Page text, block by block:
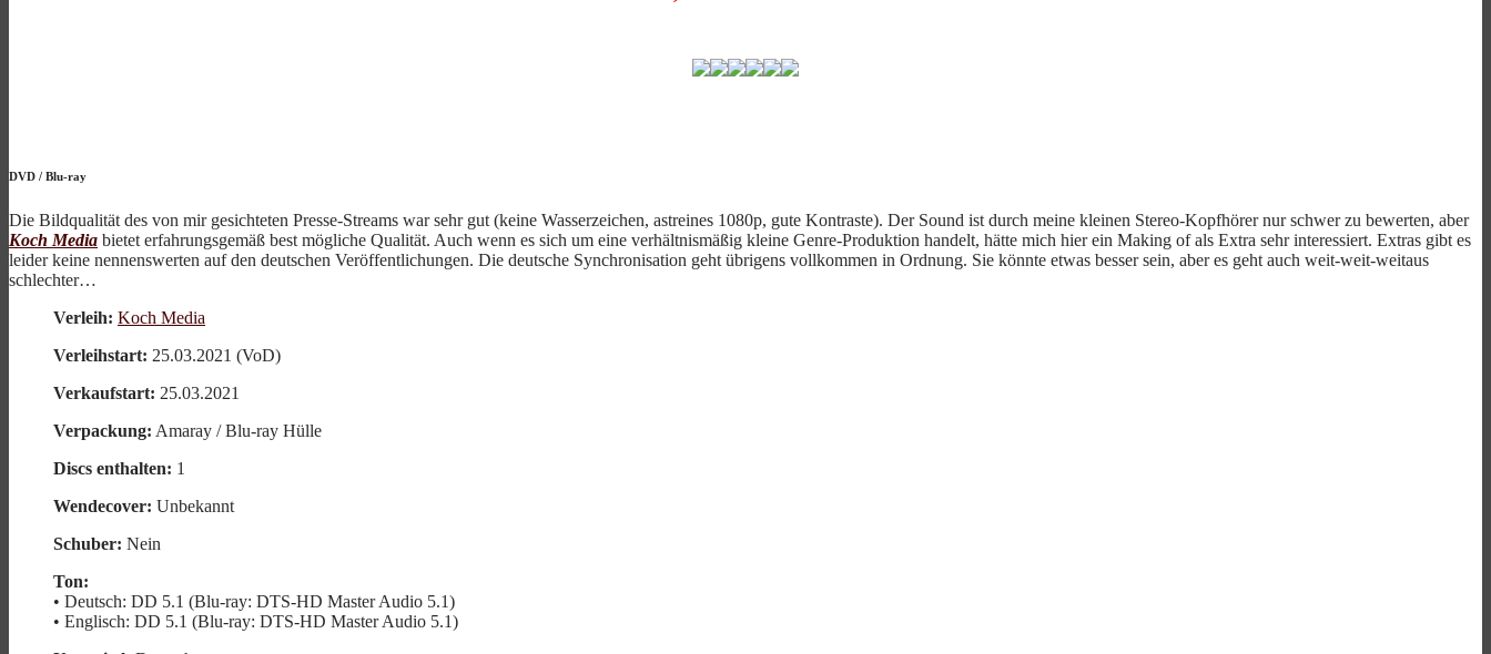
DVD / Blu-ray
Die Bildqualität des von mir gesichteten Presse-Streams war sehr gut (keine Wasserzeichen, astreines 1080p, gute Kontraste). Der Sound ist durch meine kleinen Stereo-Kopfhörer nur schwer zu bewerten, aber
Koch Media bietet erfahrungsgemäß best mögliche Qualität. Auch wenn es sich um eine verhältnismäßig kleine Genre-Produktion handelt, hätte mich hier ein Making of als Extra sehr interessiert. Extras gibt es
leider keine nennenswerten auf den deutschen Veröffentlichungen. Die deutsche Synchronisation geht übrigens vollkommen in Ordnung. Sie könnte etwas besser sein, aber es geht auch weit-weit-weitaus
schlechter…
Verleih: Koch Media
Verleihstart: 25.03.2021 (VoD)
Verkaufstart: 25.03.2021
Verpackung: Amaray / Blu-ray Hülle
Discs enthalten: 1
Wendecover: Unbekannt
Schuber: Nein
Ton:
• Deutsch: DD 5.1 (Blu-ray: DTS-HD Master Audio 5.1)
• Englisch: DD 5.1 (Blu-ray: DTS-HD Master Audio 5.1)